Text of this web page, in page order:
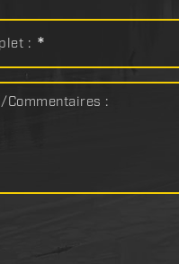
: *
Commentaires :